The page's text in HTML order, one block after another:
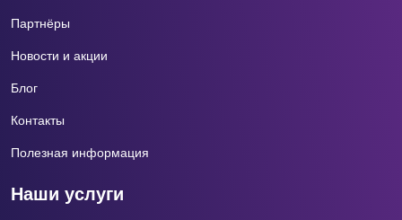
Партнёры
Новости и акции
Блог
Контакты
Полезная информация
Наши услуги